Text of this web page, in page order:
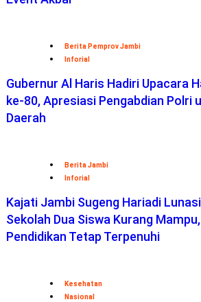
Berita Pemprov Jambi
Inforial
Gubernur Al Haris Hadiri Upacara
ke-80, Apresiasi Pengabdian Polri
Daerah
Berita Jambi
Inforial
Kajati Jambi Sugeng Hariadi
Sekolah Dua Siswa Kurang
Pendidikan Tetap Terpenuhi
Kesehatan
Nasional